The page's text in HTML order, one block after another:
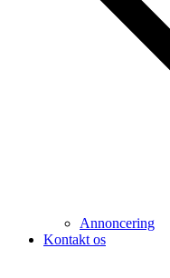
Annoncering
Kontakt os